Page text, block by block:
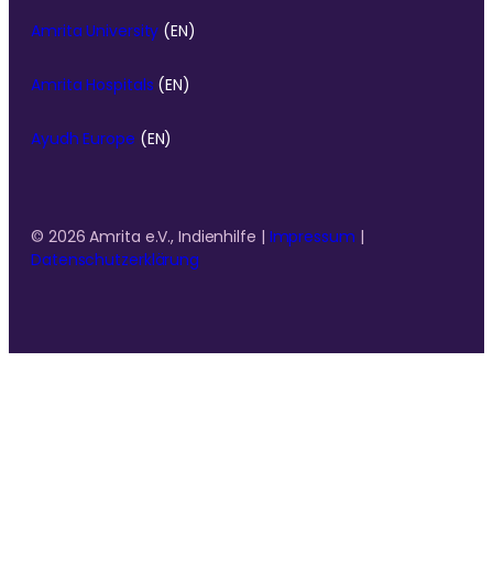
Amrita University (EN)
Amrita Hospitals (EN)
Ayudh Europe (EN)
© 2026 Amrita e.V., Indienhilfe | Impressum |
Datenschutzerklärung